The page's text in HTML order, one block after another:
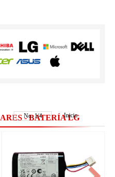
- BATERÍA LG
No.1/4 Inicio